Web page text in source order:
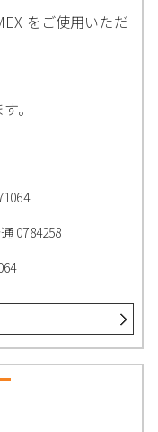
をご使用いただ
。
0784258